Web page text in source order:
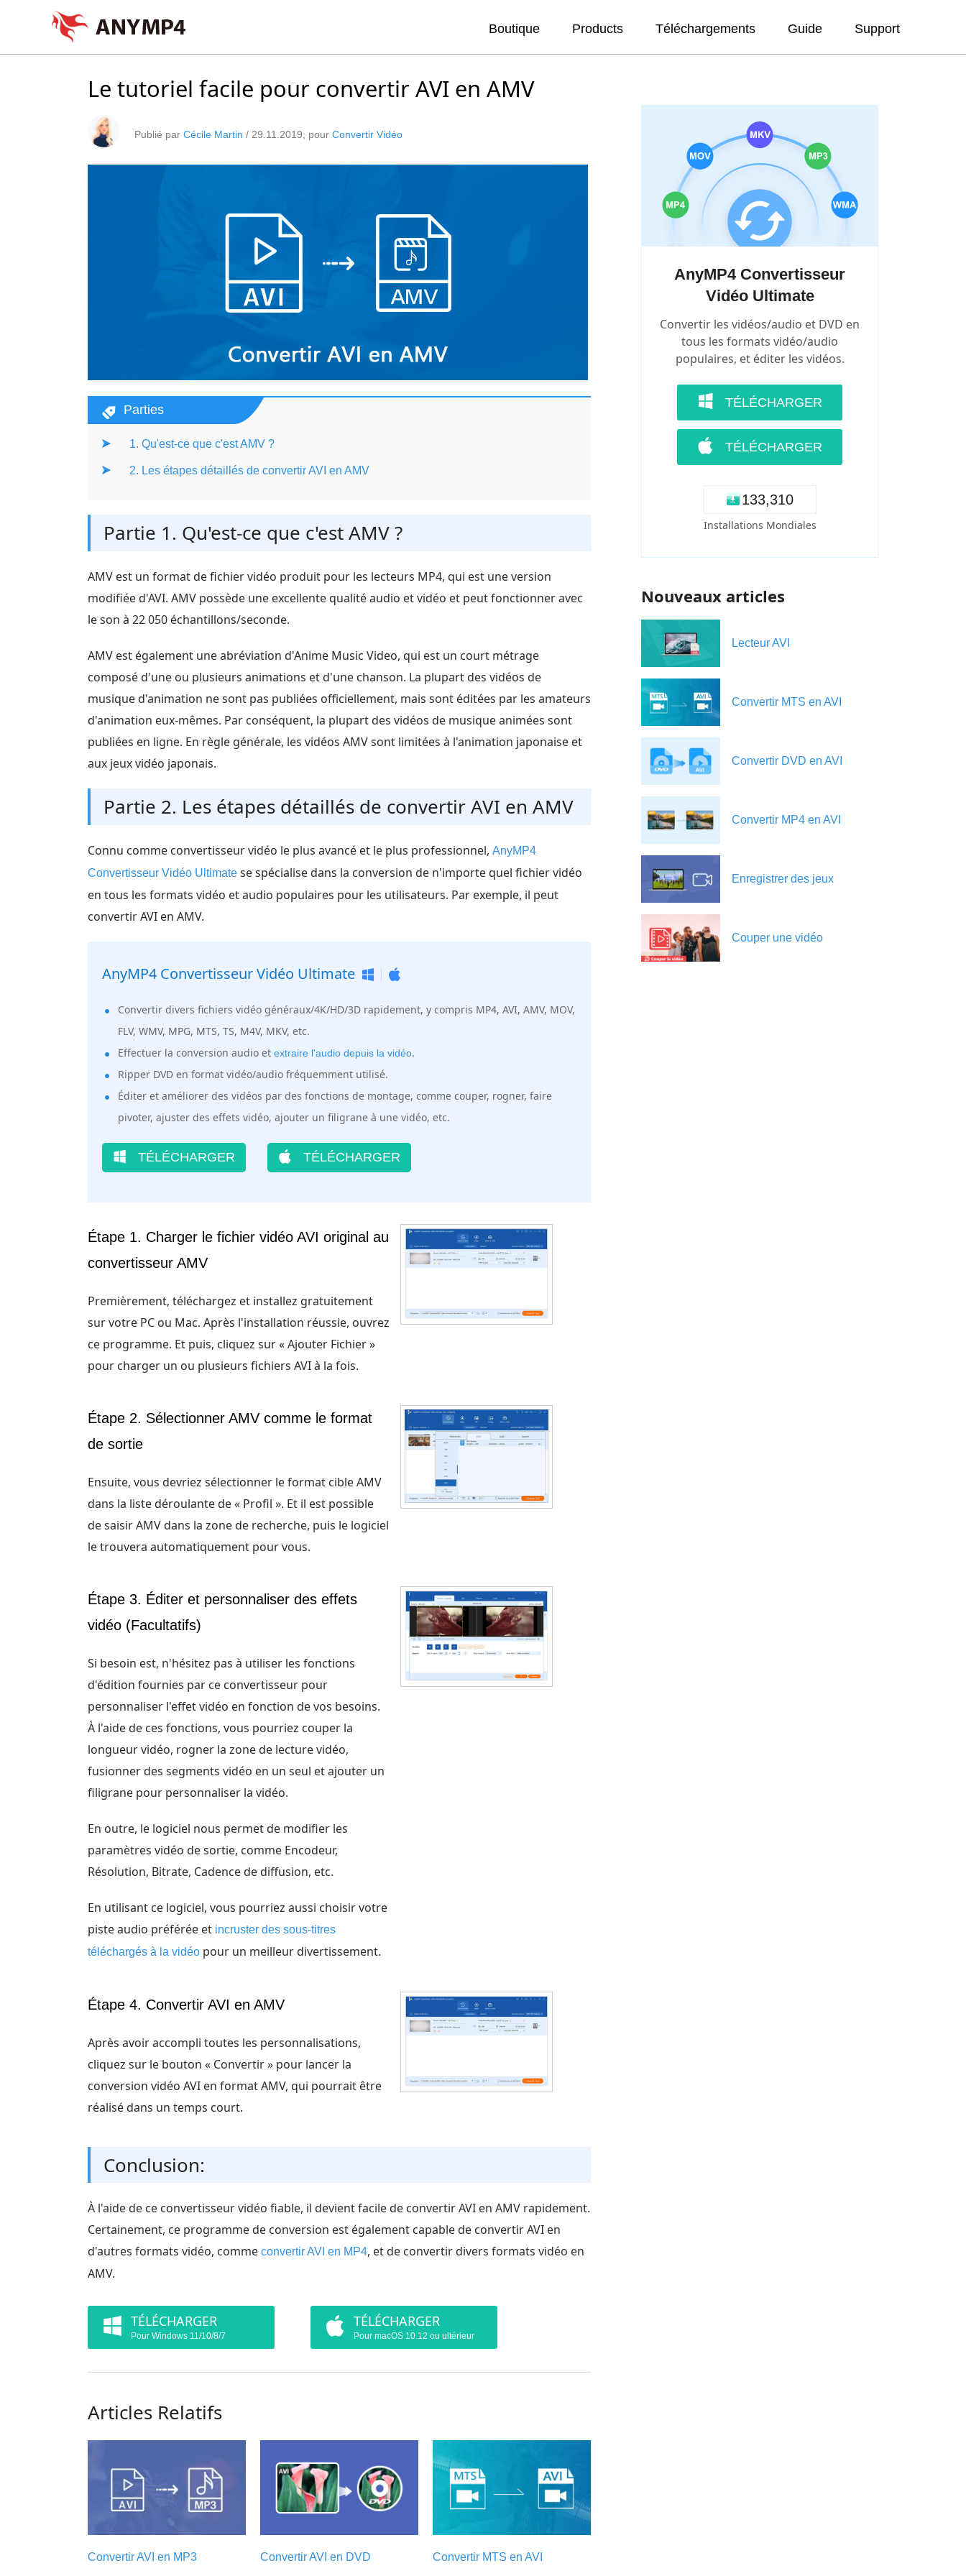
Boutique Products Téléchargements Guide Support
Le tutoriel facile pour convertir AVI en AMV
Publié par Cécile Martin / 29.11.2019 , pour Convertir Vidéo
Parties
1. Qu'est-ce que c'est AMV ?
2. Les étapes détaillés de convertir AVI en AMV
Partie 1. Qu'est-ce que c'est AMV ?
AMV est un format de fichier vidéo produit pour les lecteurs MP4, qui est une version
modifiée d'AVI. AMV possède une excellente qualité audio et vidéo et peut fonctionner avec
le son à 22 050 échantillons/seconde.
AMV est également une abréviation d'Anime Music Video, qui est un court métrage
composé d'une ou plusieurs animations et d'une chanson. La plupart des vidéos de
musique d'animation ne sont pas publiées officiellement, mais sont éditées par les amateurs
d'animation eux-mêmes. Par conséquent, la plupart des vidéos de musique animées sont
publiées en ligne. En règle générale, les vidéos AMV sont limitées à l'animation japonaise et
aux jeux vidéo japonais.
Partie 2. Les étapes détaillés de convertir AVI en AMV
Connu comme convertisseur vidéo le plus avancé et le plus professionnel, AnyMP4
Convertisseur Vidéo Ultimate se spécialise dans la conversion de n'importe quel fichier vidéo
en tous les formats vidéo et audio populaires pour les utilisateurs. Par exemple, il peut
convertir AVI en AMV.
AnyMP4 Convertisseur Vidéo Ultimate
Convertir divers fichiers vidéo généraux/4K/HD/3D rapidement, y compris MP4, AVI, AMV, MOV,
FLV, WMV, MPG, MTS, TS, M4V, MKV, etc.
Effectuer la conversion audio et extraire l'audio depuis la vidéo.
Ripper DVD en format vidéo/audio fréquemment utilisé.
Éditer et améliorer des vidéos par des fonctions de montage, comme couper, rogner, faire
pivoter, ajuster des effets vidéo, ajouter un filigrane à une vidéo, etc.
TÉLÉCHARGER TÉLÉCHARGER
Étape 1. Charger le fichier vidéo AVI original au
convertisseur AMV
Premièrement, téléchargez et installez gratuitement
sur votre PC ou Mac. Après l'installation réussie, ouvrez
ce programme. Et puis, cliquez sur « Ajouter Fichier »
pour charger un ou plusieurs fichiers AVI à la fois.
Étape 2. Sélectionner AMV comme le format
de sortie
Ensuite, vous devriez sélectionner le format cible AMV
dans la liste déroulante de « Profil ». Et il est possible
de saisir AMV dans la zone de recherche, puis le logiciel
le trouvera automatiquement pour vous.
Étape 3. Éditer et personnaliser des effets
vidéo (Facultatifs)
Si besoin est, n'hésitez pas à utiliser les fonctions
d'édition fournies par ce convertisseur pour
personnaliser l'effet vidéo en fonction de vos besoins.
À l'aide de ces fonctions, vous pourriez couper la
longueur vidéo, rogner la zone de lecture vidéo,
fusionner des segments vidéo en un seul et ajouter un
filigrane pour personnaliser la vidéo.
En outre, le logiciel nous permet de modifier les
paramètres vidéo de sortie, comme Encodeur,
Résolution, Bitrate, Cadence de diffusion, etc.
En utilisant ce logiciel, vous pourriez aussi choisir votre
piste audio préférée et incruster des sous-titres
téléchargés à la vidéo pour un meilleur divertissement.
Étape 4. Convertir AVI en AMV
Après avoir accompli toutes les personnalisations,
cliquez sur le bouton « Convertir » pour lancer la
conversion vidéo AVI en format AMV, qui pourrait être
réalisé dans un temps court.
Conclusion:
À l'aide de ce convertisseur vidéo fiable, il devient facile de convertir AVI en AMV rapidement.
Certainement, ce programme de conversion est également capable de convertir AVI en
d'autres formats vidéo, comme convertir AVI en MP4, et de convertir divers formats vidéo en
AMV.
TÉLÉCHARGER
Pour Windows 11/10/8/7
TÉLÉCHARGER
Pour macOS 10.12 ou ultérieur
Articles Relatifs
Convertir AVI en MP3 Convertir AVI en DVD Convertir MTS en AVI
AnyMP4 Convertisseur
Vidéo Ultimate
Convertir les vidéos/audio et DVD en
tous les formats vidéo/audio
populaires, et éditer les vidéos.
TÉLÉCHARGER
TÉLÉCHARGER
133,310
Installations Mondiales
Nouveaux articles
Lecteur AVI
Convertir MTS en AVI
Convertir DVD en AVI
Convertir MP4 en AVI
Enregistrer des jeux
Couper une vidéo